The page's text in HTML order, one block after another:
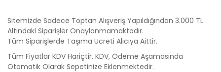
Sitemizde Sadece Toptan Alışveriş Yapıldığından 3.000 TL
Altındaki Siparişler Onaylanmamaktadır.
Tüm Siparişlerde Taşıma Ücreti Alıcıya Aittir.
Tüm Fiyatlar KDV Hariçtir. KDV, Ödeme Aşamasında
Otomatik Olarak Sepetinize Eklenmektedir.